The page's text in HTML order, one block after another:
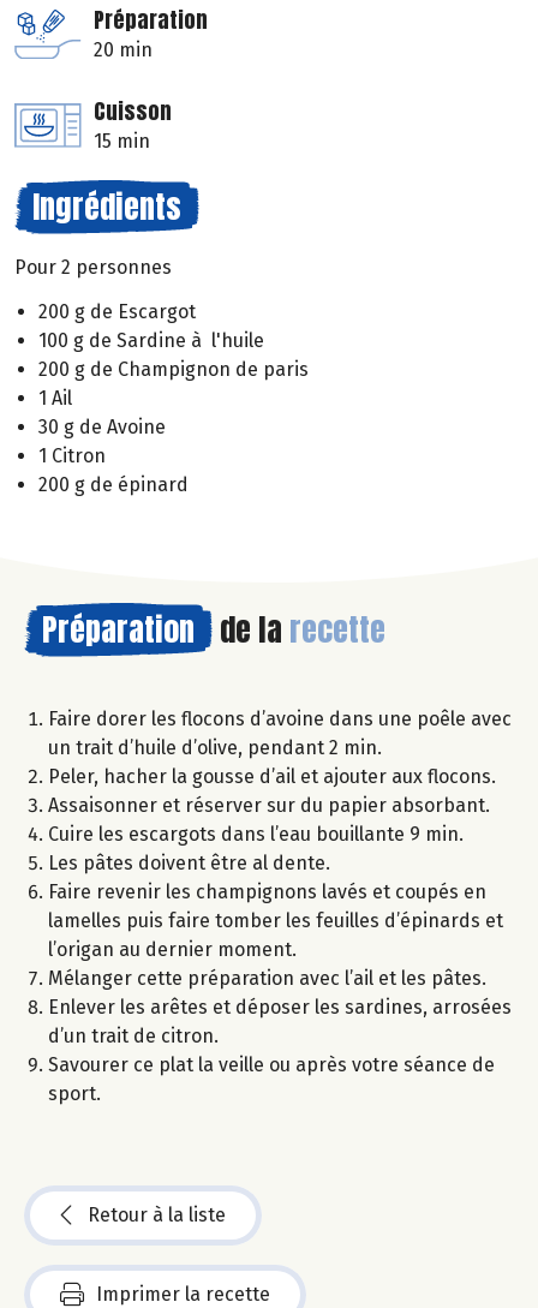
Préparation
20 min
Cuisson
15 min
Ingrédients
Pour 2 personnes
200 g de Escargot
100 g de Sardine à l'huile
200 g de Champignon de paris
1 Ail
30 g de Avoine
1 Citron
200 g de épinard
Préparation de la recette
Faire dorer les flocons d’avoine dans une poêle avec
un trait d’huile d’olive, pendant 2 min.
Peler, hacher la gousse d’ail et ajouter aux flocons.
Assaisonner et réserver sur du papier absorbant.
Cuire les escargots dans l’eau bouillante 9 min.
Les pâtes doivent être al dente.
Faire revenir les champignons lavés et coupés en
lamelles puis faire tomber les feuilles d’épinards et
l’origan au dernier moment.
Mélanger cette préparation avec l’ail et les pâtes.
Enlever les arêtes et déposer les sardines, arrosées
d’un trait de citron.
Savourer ce plat la veille ou après votre séance de
sport.
Retour à la liste
Imprimer la recette